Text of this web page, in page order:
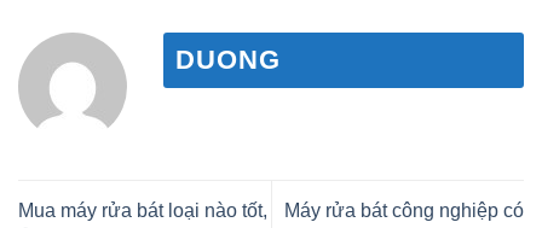
DUONG
Mua máy rửa bát loại nào tốt,
Máy rửa bát công nghiệp có